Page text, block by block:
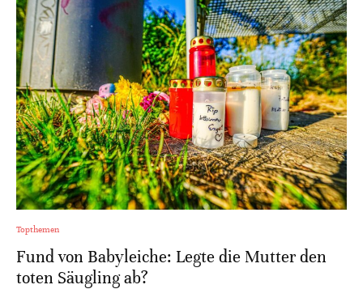
Topthemen
Fund von Babyleiche: Legte die Mutter den
toten Säugling ab?